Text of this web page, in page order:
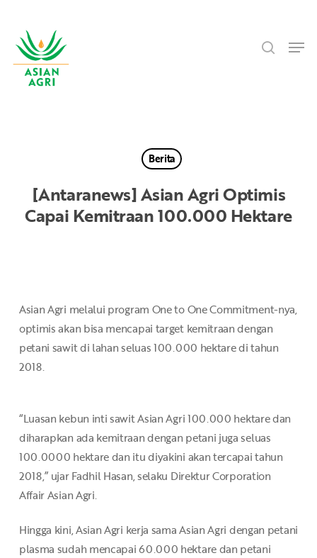
main
content
Berita
[Antaranews] Asian Agri Optimis
Capai Kemitraan 100.000 Hektare
Asian Agri melalui program One to One Commitment-nya,
optimis akan bisa mencapai target kemitraan dengan
petani sawit di lahan seluas 100.000 hektare di tahun
2018.
“Luasan kebun inti sawit Asian Agri 100.000 hektare dan
diharapkan ada kemitraan dengan petani juga seluas
100.0000 hektare dan itu diyakini akan tercapai tahun
2018,” ujar Fadhil Hasan, selaku Direktur Corporation
Affair Asian Agri.
Hingga kini, Asian Agri kerja sama Asian Agri dengan petani
plasma sudah mencapai 60.000 hektare dan petani